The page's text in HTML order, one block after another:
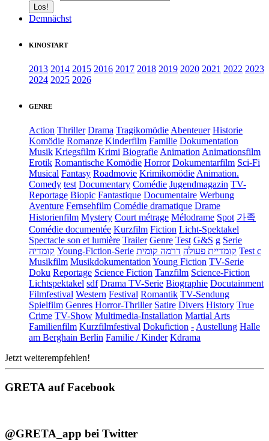
Demnächst
KINOSTART
2013 2014 2015 2016 2017 2018 2019 2020 2021 2022 2023
2024 2025 2026
GENRE
Action Thriller Drama Tragikomödie Abenteuer Historie
Komödie Romanze Kinderfilm Familie Dokumentation
Musik Kriegsfilm Krimi Biografie Animation Animationsfilm
Erotik Romantische Komödie Horror Dokumentarfilm Sci-Fi
Musical Fantasy Roadmovie Krimikomödie Animation.
Comedy test Documentary Comédie Jugendmagazin TV-
Reportage Biopic Fantastique Documentaire Werbung
Aventure Fernsehfilm Comédie dramatique Drame
Historienfilm Mystery Court métrage Mélodrame Spot 가족
Comédie documentée Kurzfilm Fiction Licht-Spektakel
Spectacle son et lumière Trailer Genre Test G&S g Serie
קומדיה Young-Fiction-Serie קומדיית פעולה דרמה קומית
Test c
Musikfilm Musikdokumentation Young Fiction TV-Serie
Doku Reportage Science Fiction Tanzfilm Science-Fiction
Lichtspektakel sdf Drama TV-Serie Biographie Docutainment
Filmfestival Western Festival Romantik TV-Sendung
Spielfilm Genres Horror-Thriller Satire Divers History True
Crime TV-Show Multimedia-Installation Martial Arts
Familienfilm Kurzfilmfestival Dokufiction - Austellung Halle
am Berghain Berlin Familie / Kinder Kdrama
Jetzt weiterempfehlen!
GRETA auf Facebook
@GRETA_app bei Twitter